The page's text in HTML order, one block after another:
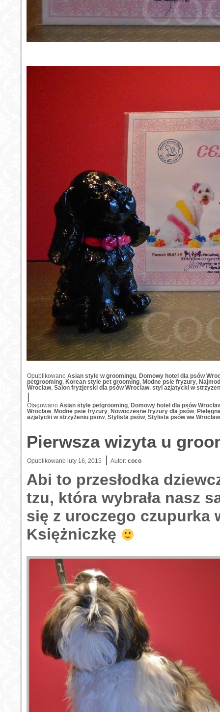
Opublikowano Asian style w groomingu, Domowy hotel dla psów
petgrooming, Korean style pet grooming, Modne psie fryzury,
Wrocław, Salon fryzjerski dla psów Wroclaw, styl azjatycki w
|
Otagowano Asian style petgrooming, Domowy hotel dla psów
Wrocław, Modne psie fryzury, Nowoczesne fryzury dla psów,
azjatycki w strzyżeniu psow, Stylista psów, Stylista psów we
Pierwsza wizyta u
Opublikowano luty 16, 2015 | Autor: coco
Abi to przesłodka
tzu, która wybrała nasz
się z uroczego czupurka
Księżniczkę